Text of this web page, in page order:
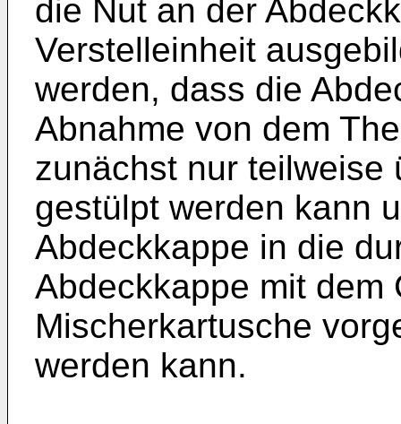
die Nut an der
Verstelleinheit
werden, dass die
Abnahme von dem
zunächst nur teilweise
gestülpt werden kann
Abdeckkappe in die
Abdeckkappe mit dem
Mischerkartusche
werden kann.